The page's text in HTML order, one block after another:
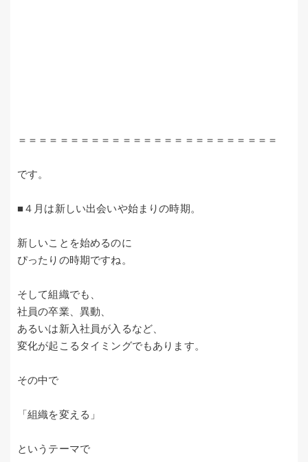
＝＝＝＝＝＝＝＝＝＝＝＝＝＝＝＝＝＝＝＝＝＝＝＝＝
です。
■４月は新しい出会いや始まりの時期。
新しいことを始めるのに
ぴったりの時期ですね。
そして組織でも、
社員の卒業、異動、
あるいは新入社員が入るなど、
変化が起こるタイミングでもあります。
その中で
「組織を変える」
というテーマで